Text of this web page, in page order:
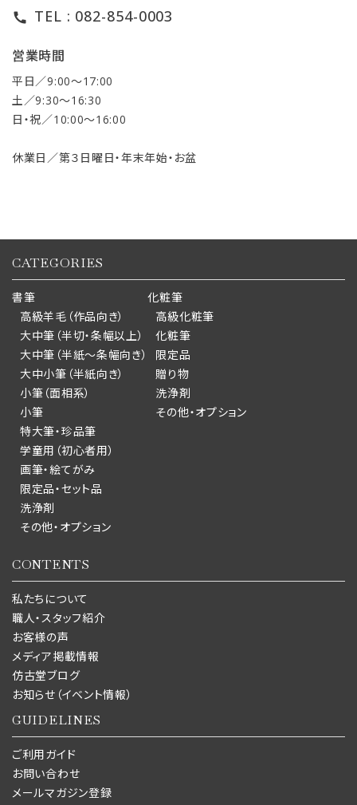
call TEL : 082-854-0003
営業時間
平日／9:00〜17:00
土／9:30〜16:30
日・祝／10:00〜16:00
休業日／第３日曜日・年末年始・お盆
CATEGORIES
書筆
高級羊毛（作品向き）
大中筆（半切・条幅以上）
大中筆（半紙～条幅向き）
大中小筆（半紙向き）
小筆（面相系）
小筆
特大筆・珍品筆
学童用（初心者用）
画筆・絵てがみ
限定品・セット品
洗浄剤
その他・オプション
化粧筆
高級化粧筆
化粧筆
限定品
贈り物
洗浄剤
その他・オプション
CONTENTS
私たちについて
職人・スタッフ紹介
お客様の声
メディア掲載情報
仿古堂ブログ
お知らせ（イベント情報）
GUIDELINES
ご利用ガイド
お問い合わせ
メールマガジン登録